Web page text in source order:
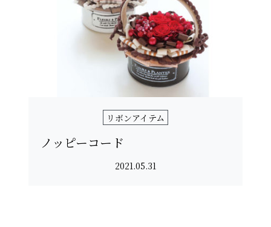
リボンアイテム
ノッピーコード
2021.05.31